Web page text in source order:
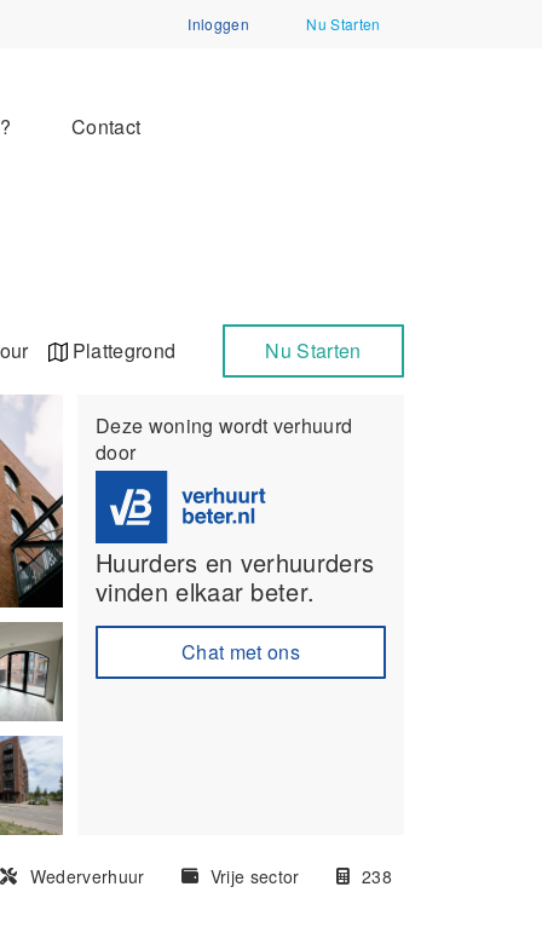
Inloggen Nu Starten
Contact
Plattegrond Nu Starten
Deze woning wordt verhuurd
door
Huurders en verhuurders
vinden elkaar beter.
Chat met ons
Wederverhuur Vrije sector 238